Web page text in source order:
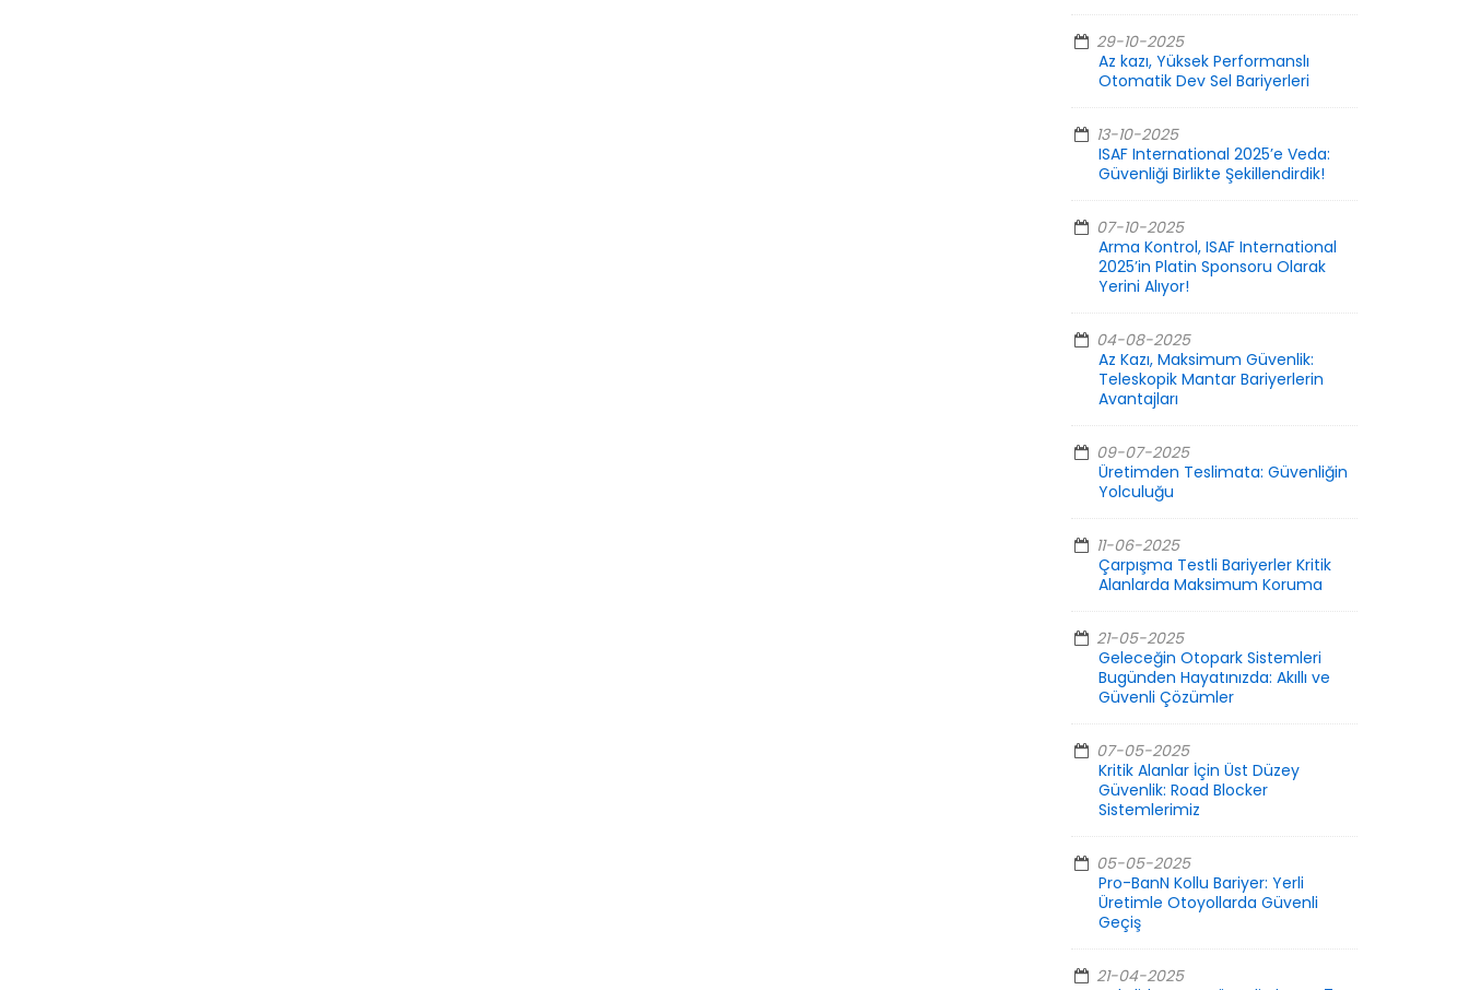
29-10-2025
Az kazı, Yüksek Performanslı
Otomatik Dev Sel Bariyerleri
13-10-2025
ISAF International 2025’e Veda:
Güvenliği Birlikte Şekillendirdik!
07-10-2025
Arma Kontrol, ISAF International
2025’in Platin Sponsoru Olarak
Yerini Alıyor!
04-08-2025
Az Kazı, Maksimum Güvenlik:
Teleskopik Mantar Bariyerlerin
Avantajları
09-07-2025
Üretimden Teslimata: Güvenliğin
Yolculuğu
11-06-2025
Çarpışma Testli Bariyerler Kritik
Alanlarda Maksimum Koruma
21-05-2025
Geleceğin Otopark Sistemleri
Bugünden Hayatınızda: Akıllı ve
Güvenli Çözümler
07-05-2025
Kritik Alanlar İçin Üst Düzey
Güvenlik: Road Blocker
Sistemlerimiz
05-05-2025
Pro-BanN Kollu Bariyer: Yerli
Üretimle Otoyollarda Güvenli
Geçiş
21-04-2025